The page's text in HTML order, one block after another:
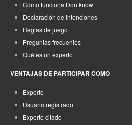
Cómo funciona Dontknow
Declaración de intenciones
Reglas de juego
Preguntas frecuentes
Qué es un experto
VENTAJAS DE PARTICIPAR COMO
Experto
Usuario registrado
Experto citado